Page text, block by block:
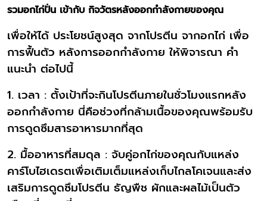
รวมอกไก่ปั่น เข้ากับ กิจวัตรหลังออกกำลังกายของคุณ
เพื่อให้ได้ ประโยชน์สูงสุด จากโปรตีน จากอกไก่ เพื่อ
การฟื้นตัว หลังการออกกำลังกาย ให้พิจารณา คำ
แนะนำ ต่อไปนี้
1. เวลา : ตั้งเป้าที่จะกินโปรตีนภายในชั่วโมงแรกหลัง
ออกกำลังกาย นี่คือช่วงที่กล้ามเนื้อของคุณพร้อมรับ
การดูดซึมสารอาหารมากที่สุด
2. มื้ออาหารที่สมดุล : จับคู่อกไก่ของคุณกับแหล่ง
คาร์โบไฮเดรตเพื่อเติมเต็มแหล่งเก็บไกลโคเจนและส่ง
เสริมการดูดซึมโปรตีน ธัญพืช ผักและผลไม้เป็นตัว